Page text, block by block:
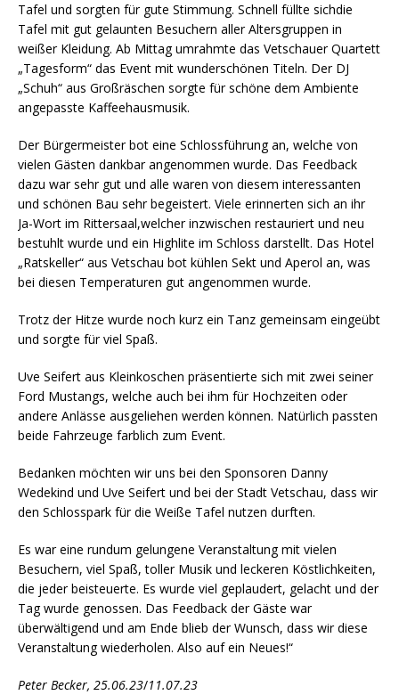
Tafel und sorgten für gute Stimmung. Schnell füllte sichdie
Tafel mit gut gelaunten Besuchern aller Altersgruppen in
weißer Kleidung. Ab Mittag umrahmte das Vetschauer Quartett
„Tagesform“ das Event mit wunderschönen Titeln. Der DJ
„Schuh“ aus Großräschen sorgte für schöne dem Ambiente
angepasste Kaffeehausmusik.
Der Bürgermeister bot eine Schlossführung an, welche von
vielen Gästen dankbar angenommen wurde. Das Feedback
dazu war sehr gut und alle waren von diesem interessanten
und schönen Bau sehr begeistert. Viele erinnerten sich an ihr
Ja-Wort im Rittersaal,welcher inzwischen restauriert und neu
bestuhlt wurde und ein Highlite im Schloss darstellt. Das Hotel
„Ratskeller“ aus Vetschau bot kühlen Sekt und Aperol an, was
bei diesen Temperaturen gut angenommen wurde.
Trotz der Hitze wurde noch kurz ein Tanz gemeinsam eingeübt
und sorgte für viel Spaß.
Uve Seifert aus Kleinkoschen präsentierte sich mit zwei seiner
Ford Mustangs, welche auch bei ihm für Hochzeiten oder
andere Anlässe ausgeliehen werden können. Natürlich passten
beide Fahrzeuge farblich zum Event.
Bedanken möchten wir uns bei den Sponsoren Danny
Wedekind und Uve Seifert und bei der Stadt Vetschau, dass wir
den Schlosspark für die Weiße Tafel nutzen durften.
Es war eine rundum gelungene Veranstaltung mit vielen
Besuchern, viel Spaß, toller Musik und leckeren Köstlichkeiten,
die jeder beisteuerte. Es wurde viel geplaudert, gelacht und der
Tag wurde genossen. Das Feedback der Gäste war
überwältigend und am Ende blieb der Wunsch, dass wir diese
Veranstaltung wiederholen. Also auf ein Neues!“
Peter Becker, 25.06.23/11.07.23